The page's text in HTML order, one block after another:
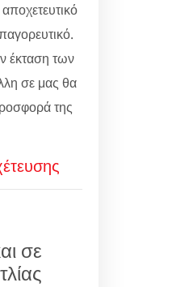
έκταση των
σε μας θα
της
σε